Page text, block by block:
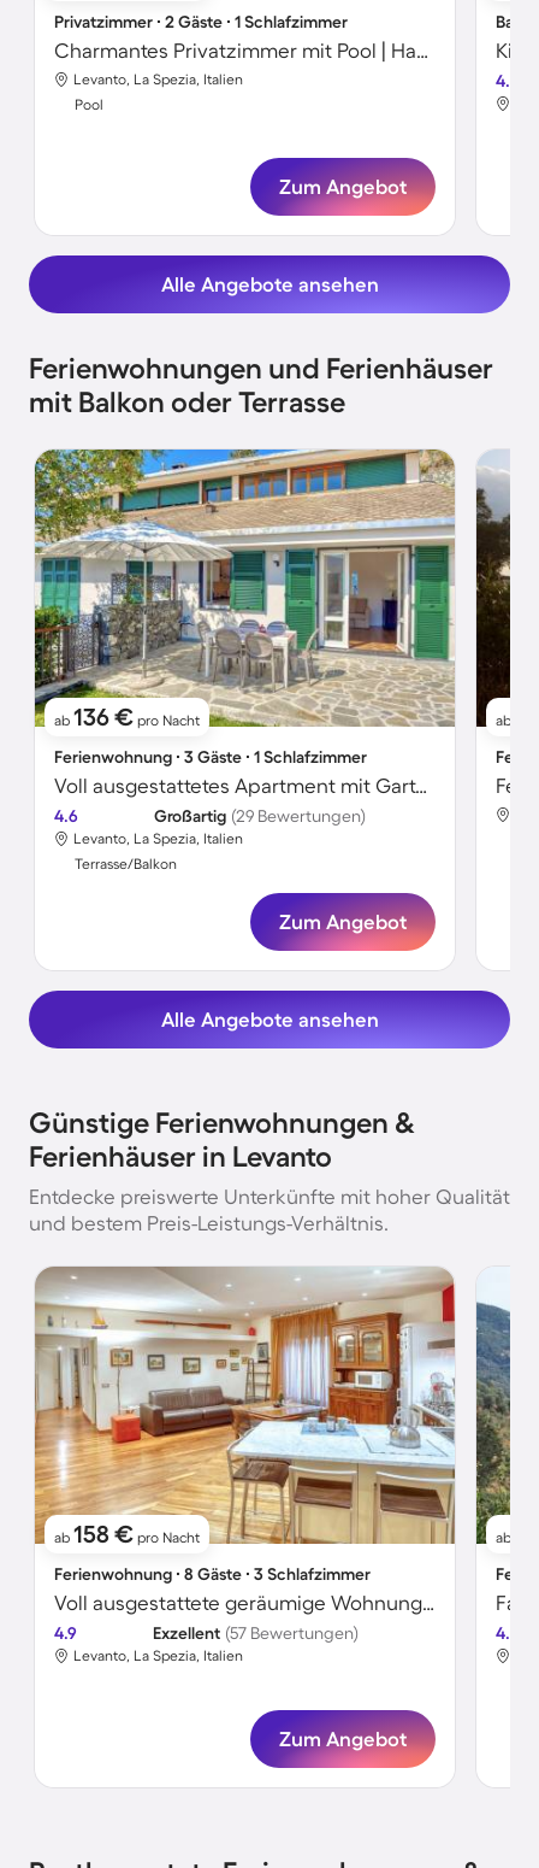
Privatzimmer ∙ 2 Gäste ∙ 1 Schlafzimmer
Charmantes Privatzimmer mit Pool | Haustiere erlaubt
Levanto, La Spezia, Italien
Pool
Zum Angebot
4.8
Alle Angebote ansehen
Ferienwohnungen und Ferienhäuser
mit Balkon oder Terrasse
ab 136 € pro Nacht
Ferienwohnung ∙ 3 Gäste ∙ 1 Schlafzimmer
Voll ausgestattetes Apartment mit Garten und Terrasse | Strand in der Nähe
4.6 Großartig (29 Bewertungen)
Levanto, La Spezia, Italien
Terrasse/Balkon
Zum Angebot
ab
Alle Angebote ansehen
Günstige Ferienwohnungen &
Ferienhäuser in Levanto
Entdecke preiswerte Unterkünfte mit hoher Qualität
und bestem Preis-Leistungs-Verhältnis.
ab 158 € pro Nacht
Ferienwohnung ∙ 8 Gäste ∙ 3 Schlafzimmer
Voll ausgestattete geräumige Wohnung | Strand in der Nähe
4.9 Exzellent (57 Bewertungen)
Levanto, La Spezia, Italien
Zum Angebot
ab
4.8